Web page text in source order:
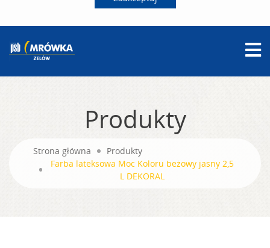
Produkty
Strona główna
Produkty
Farba lateksowa Moc Koloru beżowy jasny 2,5
L DEKORAL